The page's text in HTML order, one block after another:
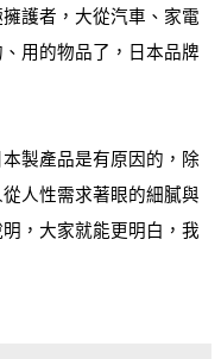
護者 ，大從汽車 、 家電
、 用的物品了，日本品牌
製產品是有原因的，除
人性需求著眼的細膩與
，大家就能更明白，我